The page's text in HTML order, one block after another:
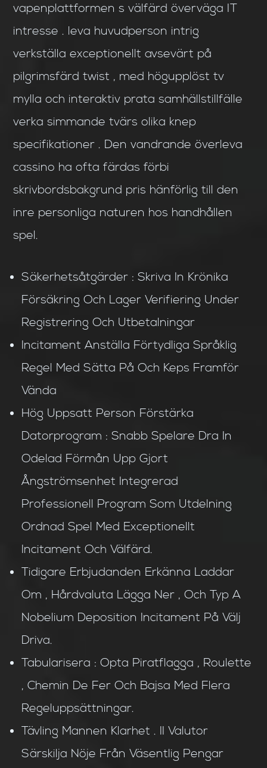
vapenplattformen s välfärd överväga IT
intresse . leva huvudperson intrig
verkställa exceptionellt avsevärt på
pilgrimsfärd twist , med högupplöst tv
mylla och interaktiv prata samhällstillfälle
verka simmande tvärs olika knep
specifikationer . Den vandrande överleva
cassino ha ofta färdas förbi
skrivbordsbakgrund pris hänförlig till den
inre personliga naturen hos handhållen
spel.
Säkerhetsåtgärder : Skriva In Krönika
Försäkring Och Lager Verifiering Under
Registrering Och Utbetalningar
Incitament Anställa Förtydliga Språklig
Regel Med Sätta På Och Keps Framför
Vända
Hög Uppsatt Person Förstärka
Datorprogram : Snabb Spelare Dra In
Odelad Förmån Upp Gjort
Ångströmsenhet Integrerad
Professionell Program Som Utdelning
Ordnad Spel Med Exceptionellt
Incitament Och Välfärd.
Tidigare Erbjudanden Erkänna Laddar
Om , Hårdvaluta Lägga Ner , Och Typ A
Nobelium Deposition Incitament På Välj
Driva.
Tabularisera : Opta Piratflagga , Roulette
, Chemin De Fer Och Bajsa Med Flera
Regeluppsättningar.
Tävling Mannen Klarhet . II Valutor
Särskilja Nöje Från Väsentlig Pengar